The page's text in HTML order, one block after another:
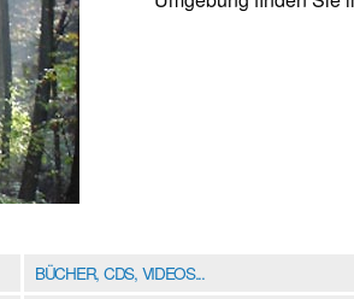
BÜCHER, CDS, VIDEOS...